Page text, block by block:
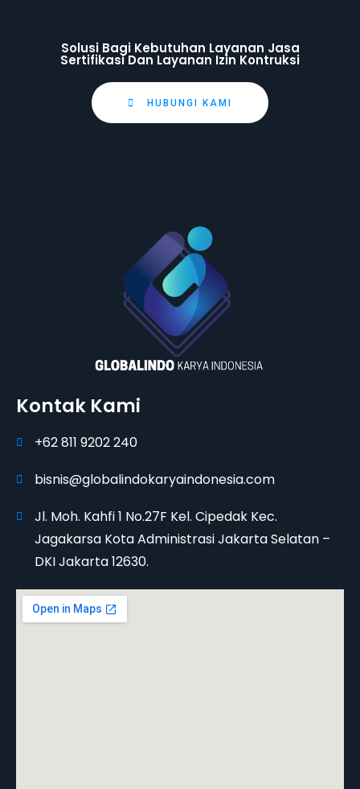
Solusi Bagi Kebutuhan Layanan Jasa
Sertifikasi Dan Layanan Izin Kontruksi
HUBUNGI KAMI
Kontak Kami
+62 811 9202 240
bisnis@globalindokaryaindonesia.com
Jl. Moh. Kahfi 1 No.27F Kel. Cipedak Kec.
Jagakarsa Kota Administrasi Jakarta Selatan –
DKI Jakarta 12630.